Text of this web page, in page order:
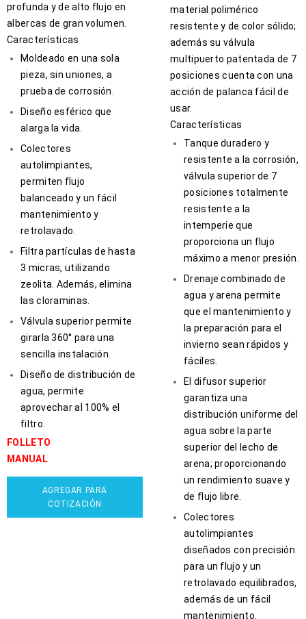
profunda y de alto flujo en
albercas de gran volumen.
Características
Moldeado en una sola
pieza, sin uniones, a
prueba de corrosión.
Diseño esférico que
alarga la vida.
Colectores
autolimpiantes,
permiten flujo
balanceado y un fácil
mantenimiento y
retrolavado.
Filtra partículas de hasta
3 micras, utilizando
zeolita. Además, elimina
las cloraminas.
Válvula superior permite
girarla 360° para una
sencilla instalación.
Diseño de distribución de
agua, permite
aprovechar al 100% el
filtro.
FOLLETO
MANUAL
AGREGAR PARA
COTIZACIÓN
material polimérico
resistente y de color sólido;
además su válvula
multipuerto patentada de 7
posiciones cuenta con una
acción de palanca fácil de
usar.
Características
Tanque duradero y
resistente a la corrosión,
válvula superior de 7
posiciones totalmente
resistente a la
intemperie que
proporciona un flujo
máximo a menor presión.
Drenaje combinado de
agua y arena permite
que el mantenimiento y
la preparación para el
invierno sean rápidos y
fáciles.
El difusor superior
garantiza una
distribución uniforme del
agua sobre la parte
superior del lecho de
arena; proporcionando
un rendimiento suave y
de flujo libre.
Colectores
autolimpiantes
diseñados con precisión
para un flujo y un
retrolavado equilibrados,
además de un fácil
mantenimiento.